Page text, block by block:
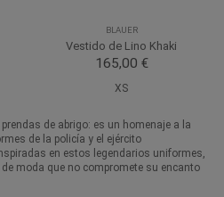
BLAUER
Vestido de Lino Khaki
165,00 €
XS
de abrigo: es un homenaje a la
de la policía y el ejército
en estos legendarios uniformes,
moda que no compromete su encanto